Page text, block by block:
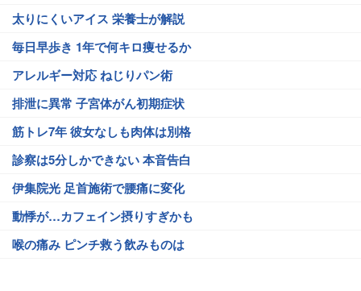
太りにくいアイス 栄養士が解説
毎日早歩き 1年で何キロ痩せるか
アレルギー対応 ねじりパン術
排泄に異常 子宮体がん初期症状
筋トレ7年 彼女なしも肉体は別格
診察は5分しかできない 本音告白
伊集院光 足首施術で腰痛に変化
動悸が…カフェイン摂りすぎかも
喉の痛み ピンチ救う飲みものは